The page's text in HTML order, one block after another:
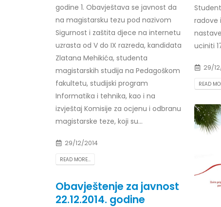
godine 1. Obavještava se javnost da
na magistarsku tezu pod nazivom
Sigurnost i zaštita djece na internetu
uzrasta od V do IX razreda, kandidata
Zlatana Mehikića, studenta
magistarskih studija na Pedagoškom
fakultetu, studijski program
Informatika i tehnika, kao i na
izvještaj Komisije za ocjenu i odbranu
magistarske teze, koji su...
29/12/2014
READ MORE...
radove
uciniti
29/
READ
Obavještenje za javnost
22.12.2014. godine
Obavještenje za javnost 30.07.2026.
godine
godine
30/07/2026
Prof. dr Srđan Marinković – rezultati
ispita
Prof. dr Azijada Beganlić – rezultati
29/07/2026
Prof. dr Esed Karić – rezultati ispita
25/07/2026
Prof. dr
24/07/
Prof. dr
ispita
Prof. dr
Doc.
20/07/